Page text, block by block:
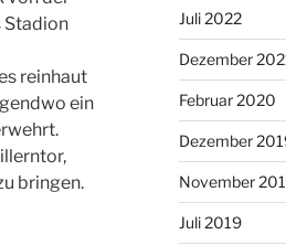
Stadion
reinhaut
ein
bringen.
Juli 2022
Dezember
Februar 2020
Dezember
November
Juli 2019